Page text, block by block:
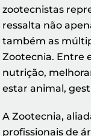
zootecnistas
ressalta não
também as
Zootecnia. Entre
nutrição,
estar animal,
A Zootecnia,
profissionais de